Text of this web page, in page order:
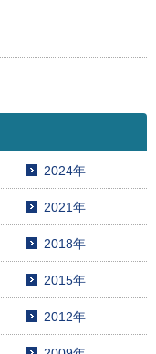
2024年
2021年
2018年
2015年
2012年